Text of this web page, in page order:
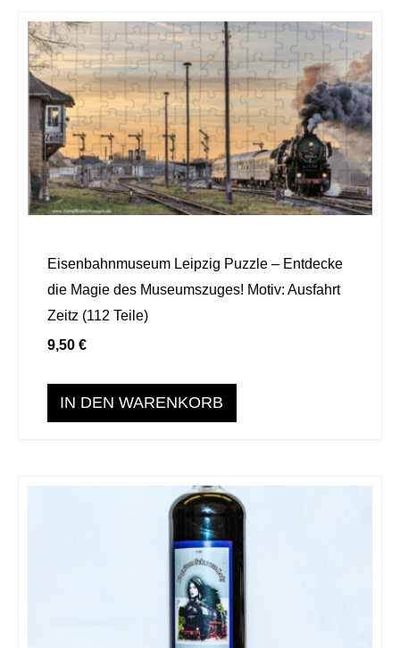
Eisenbahnmuseum Leipzig Puzzle – Entdecke
die Magie des Museumszuges! Motiv: Ausfahrt
Zeitz (112 Teile)
9,50 €
IN DEN WARENKORB